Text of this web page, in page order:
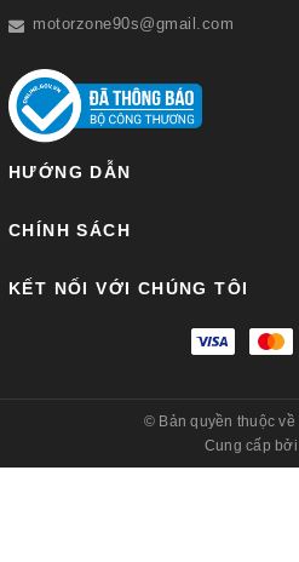
motorzone90s@gmail.com
HƯỚNG DẪN
CHÍNH SÁCH
KẾT NỐI VỚI CHÚNG TÔI
© Bản quyền thuộc về
Cung cấp bởi